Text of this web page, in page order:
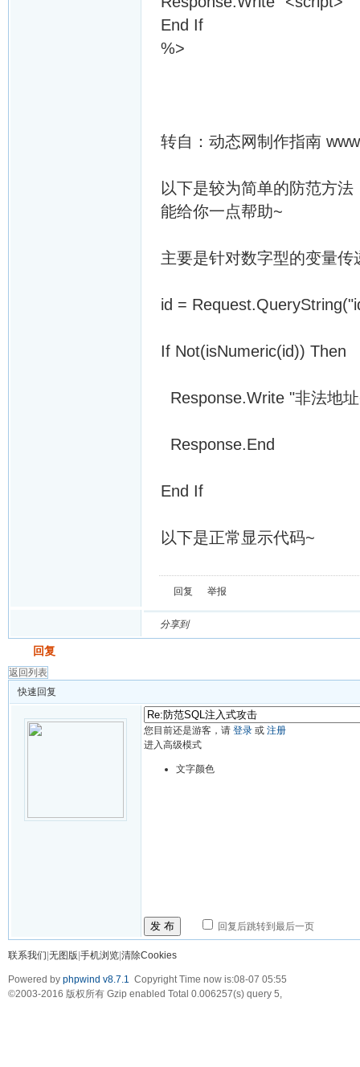
End If
%>
转自：动态网制作指南
以下是较为简单的防范方
能给你一点帮助~
主要是针对数字型的变量传
id =
If Not(isNumeric(id)) Then
Response.Write "非法地
Response.End
End If
以下是正常显示代码~
回复 举报
分享到
回复
返回列表
快速回复
您目前还是游客，请 登录 或 注册
进入高级模式
文字颜色
发 布 回复后跳转到最后一页
联系我们 无图版 手机浏览 清除Cookies
Powered by phpwind v8.7.1 Copyright Time now is:08-07 05:55
©2003-2016 版权所有 Gzip enabled Total 0.006257(s) query 5,